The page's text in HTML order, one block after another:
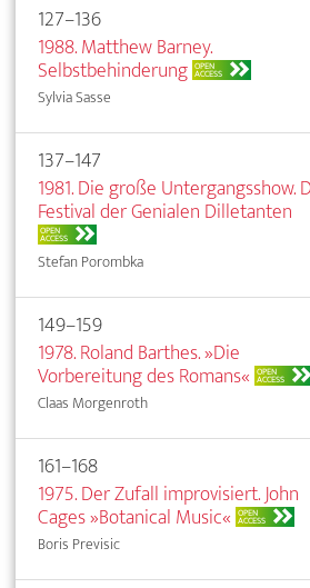
127–136
1988. Matthew Barney.
Selbstbehinderung OPEN
ACCESS
Sylvia Sasse
137–147
1981. Die große Untergangsshow.
Festival der Genialen Dilletanten
OPEN
ACCESS
Stefan Porombka
149–159
1978. Roland Barthes. »Die
Vorbereitung des Romans« OPEN
ACCESS
Claas Morgenroth
161–168
1975. Der Zufall improvisiert. John
Cages »Botanical Music« OPEN
ACCESS
Boris Previsic